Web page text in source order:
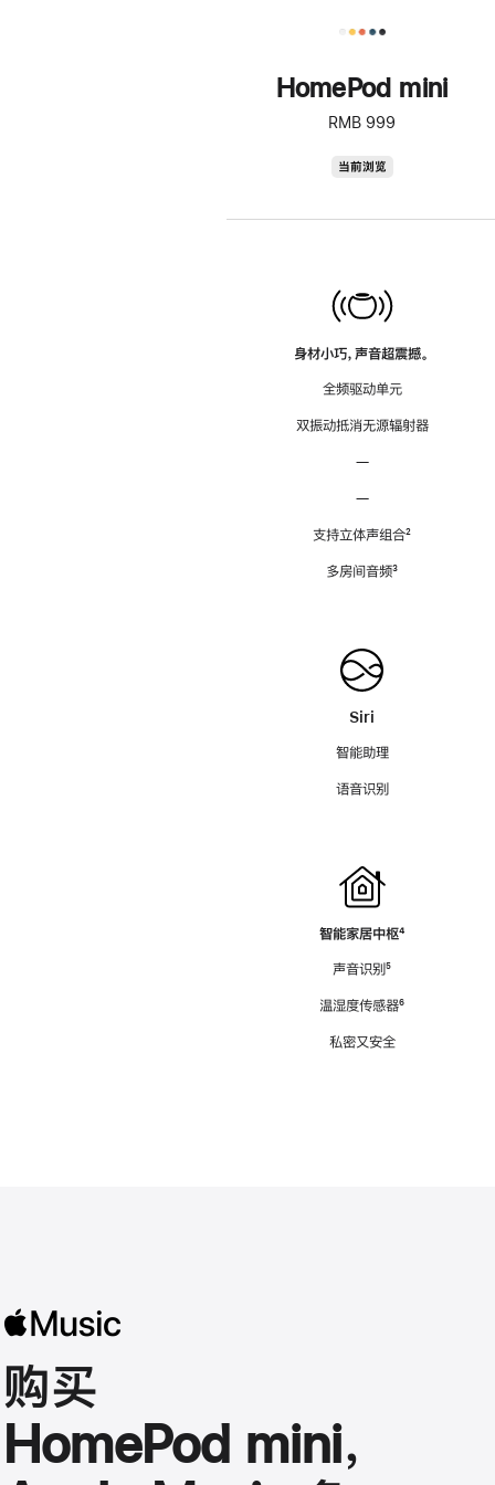
HomePod mini
RMB 999
当前浏览
身材小巧，声音超震撼。
全频驱动单元
双振动抵消无源辐射器
—
—
支持立体声组合脚
²
多房间音频脚
³
Siri
智能助理
语音识别
智能家居中枢脚
⁴
声音识别脚
⁵
温湿度传感器脚
⁶
私密又安全
购买
HomePod mini，